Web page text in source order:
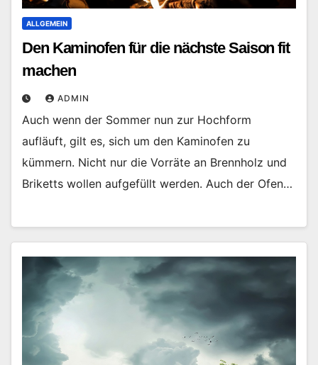
ALLGEMEIN
Den Kaminofen für die nächste Saison fit
machen
ADMIN
Auch wenn der Sommer nun zur Hochform
aufläuft, gilt es, sich um den Kaminofen zu
kümmern. Nicht nur die Vorräte an Brennholz und
Briketts wollen aufgefüllt werden. Auch der Ofen…